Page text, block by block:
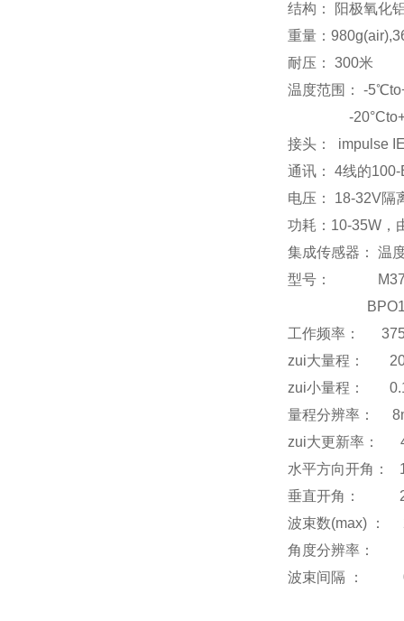
结构： 阳极氧化
重量：
耐压： 300米
温度范围： -
-
接头： impulse
通讯： 4线的
电压： 18-32V隔
功耗：10-35W，
集成传感器： 温
型号：
工作频率：
zui大量程
zui小量
量程分辨率
zui大更
水平方向
垂直开角
波束数
角度分辨
波束间隔